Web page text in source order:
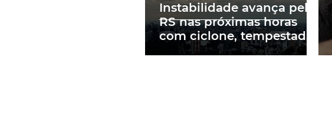
Instabilidade avança pelo
RS nas próximas horas
com ciclone, tempestades
e vendavais